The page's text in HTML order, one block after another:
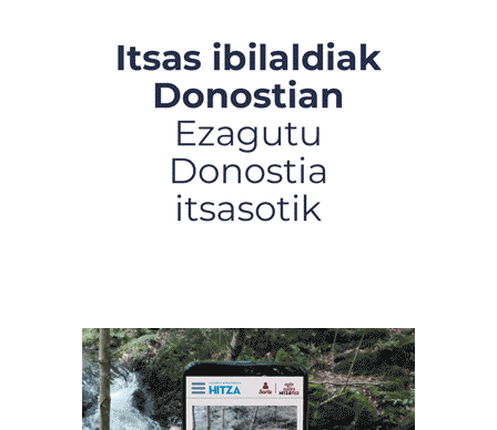
interes komertzial legitimoetan babesten dira. Ikusi gure
bazkideen zerrenda, beren ustez zein helburutarako
duten interes legitimoa eta horren aurka nola egin
dezakezun ikusteko.
Lortu zure datu pertsonalak prozesatzeko moduari
buruzko informazio gehiago eta ezarri zure lehentasunak
fitxategiak erabiltzen ditu. Zure esperientzia eta
zerbitzuak hobetzeko asmoz, cookie teknologiaz
baliatzen gara. Ohar hau onartuz gero, teknologia hori
erabiltzeko baimen esplizitua ematen diguzu.Gehiago